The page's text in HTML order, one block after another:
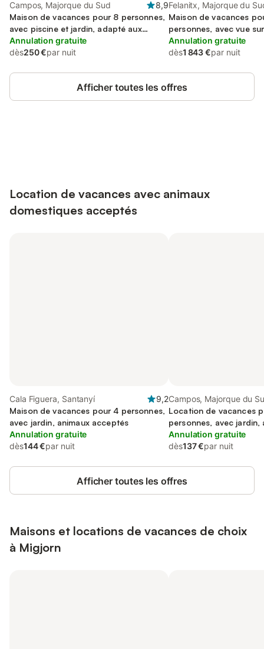
Campos, Majorque du Sud
8,9
Maison de vacances pour 8 personnes,
avec piscine et jardin, adapté aux
familles
Annulation gratuite
dès250 €par nuit
Felanitx, Majorque du
Maison de vacances
personnes, avec vue
que piscine et jardin,
familles
Annulation gratuite
dès1 843 €par nuit
Afficher toutes les offres
Location de vacances avec animaux
domestiques acceptés
Cala Figuera, Santanyí
9,2
Maison de vacances pour 4 personnes,
avec jardin, animaux acceptés
Annulation gratuite
dès144 €par nuit
Campos, Majorque du
Location de vacances
personnes, avec jardin,
acceptés
Annulation gratuite
dès137 €par nuit
Afficher toutes les offres
Maisons et locations de vacances de choix
à Migjorn